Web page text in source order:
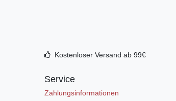
Kostenloser Versand ab 99€
Service
Zahlungsinformationen